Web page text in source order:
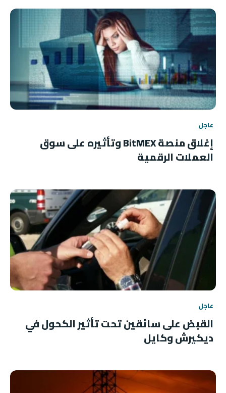
عاجل
إغلاق منصة BitMEX وتأثيره على سوق
العملات الرقمية
عاجل
القبض على سائقين تحت تأثير الكحول في
ديكيرش وكايل